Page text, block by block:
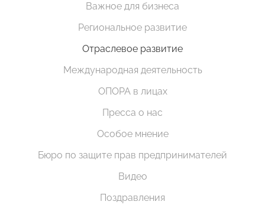
Важное для бизнеса
Региональное развитие
Отраслевое развитие
Международная деятельность
ОПОРА в лицах
Пресса о нас
Особое мнение
Бюро по защите прав предпринимателей
Видео
Поздравления